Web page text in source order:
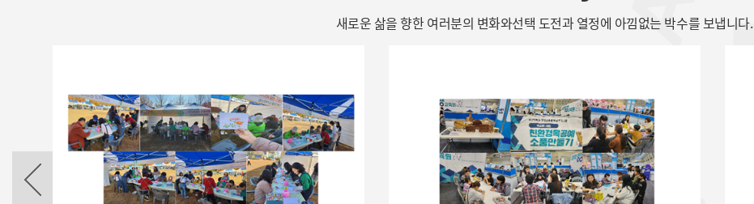
새로운 삶을 향한 여러분의 변화와선택 도전과 열정에 아낌없는 박수를 보냅니다.
이전